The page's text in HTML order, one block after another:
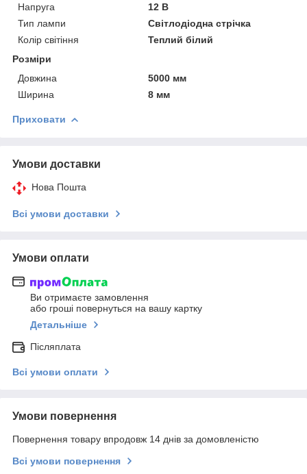
Напруга
12 В
Тип лампи
Світлодіодна стрічка
Колір світіння
Теплий білий
Розміри
Довжина
5000 мм
Ширина
8 мм
Приховати
Умови доставки
Нова Пошта
Всі умови доставки
Умови оплати
Ви отримаєте замовлення
або гроші повернуться на вашу картку
Детальніше
Післяплата
Всі умови оплати
Умови повернення
Повернення товару впродовж 14 днів за домовленістю
Всі умови повернення